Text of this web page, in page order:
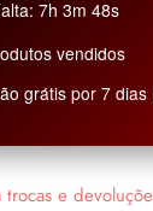
7h 3m 48s
vendidos
grátis por 7 dias
trocas e